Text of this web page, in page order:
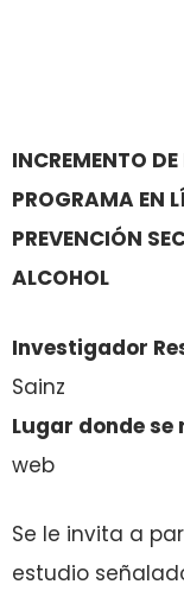
INCREMENTO
PROGRAMA EN
PREVENCIÓN
ALCOHOL
Investigador
Sainz
Lugar donde
web
Se le invita a
estudio